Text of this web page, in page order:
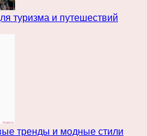
туризма и путешествий
тренды и модные стили